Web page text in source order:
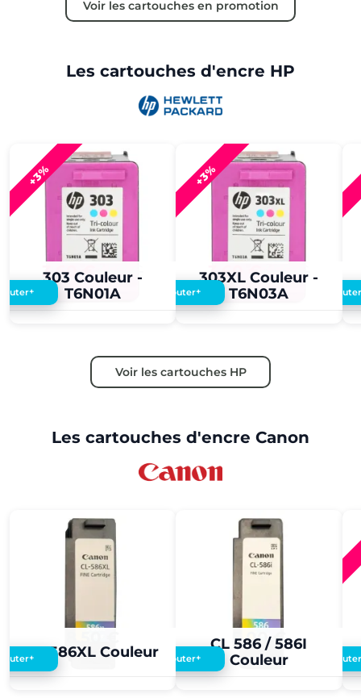
Voir les cartouches en promotion
Les cartouches d'encre HP
+3%
303 Couleur -
T6N01A
3,60 €3,50 €
+
+3%
303XL Couleur -
T6N03A
3,60 €3,50 €
Ajouter+
Voir les cartouches HP
Les cartouches d'encre Canon
CL 586XL Couleur
+
CL 586 / 586I
Couleur
5,00 €
Ajouter+